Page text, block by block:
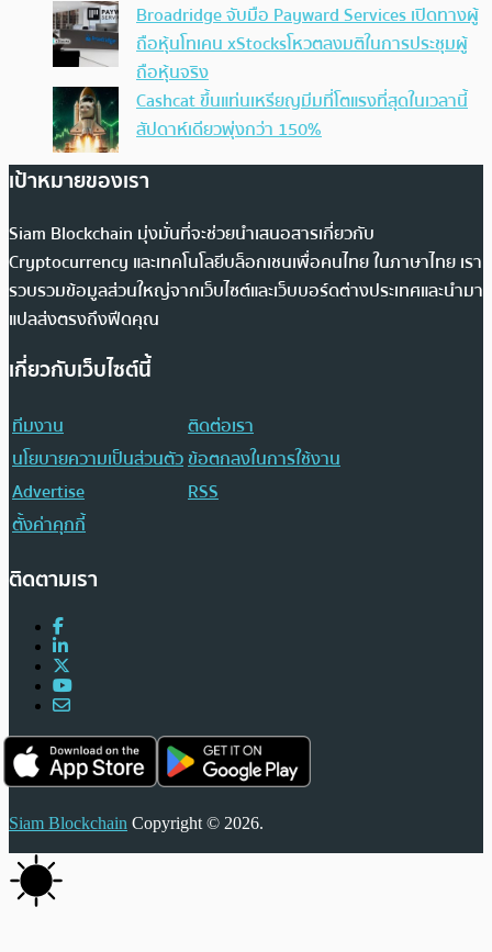
Broadridge จับมือ Payward Services เปิดทางผู้
ถือหุ้นโทเคน xStocksโหวตลงมติในการประชุมผู้
ถือหุ้นจริง
Cashcat ขึ้นแท่นเหรียญมีมที่โตแรงที่สุดในเวลานี้
สัปดาห์เดียวพุ่งกว่า 150%
เป้าหมายของเรา
Siam Blockchain มุ่งมั่นที่จะช่วยนำเสนอสารเกี่ยวกับ
Cryptocurrency และเทคโนโลยีบล็อกเชนเพื่อคนไทย ในภาษาไทย เรา
รวบรวมข้อมูลส่วนใหญ่จากเว็บไซต์และเว็บบอร์ดต่างประเทศและนำมา
แปลส่งตรงถึงฟีดคุณ
เกี่ยวกับเว็บไซต์นี้
ทีมงาน
ติดต่อเรา
นโยบายความเป็นส่วนตัวข้อตกลงในการใช้งาน
Advertise
RSS
ตั้งค่าคุกกี้
ติดตามเรา
Siam Blockchain Copyright © 2026.